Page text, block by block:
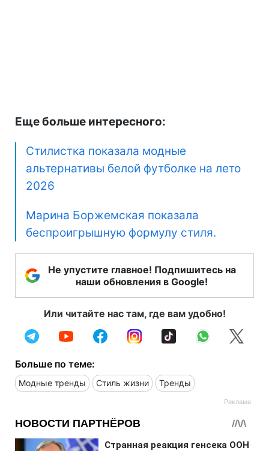
Еще больше интересного:
Стилистка показала модные
альтернативы белой футболке на лето
2026
Марина Боржемская показала
беспроигрышную формулу стиля.
Не упустите главное! Подпишитесь на
наши обновления в Google!
Или читайте нас там, где вам удобно!
Больше по теме:
Модные тренды Стиль жизни Тренды